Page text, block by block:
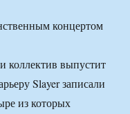
коллектив выпустит
Slayer записали
из которых